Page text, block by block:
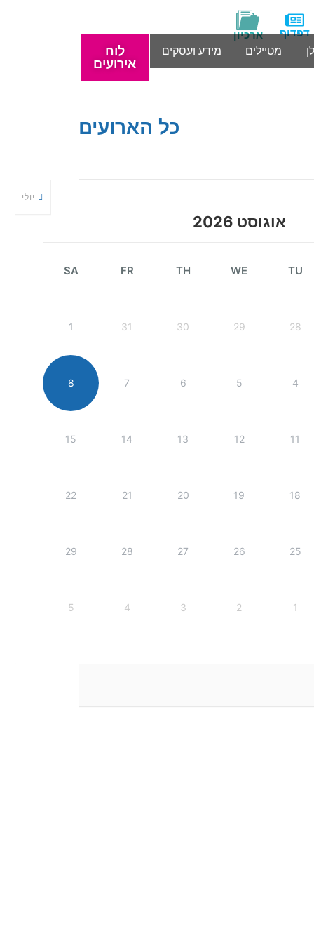
דפדוף
ארכיון
מטיילים מידע ועסקים
לוח
אירועים
כל הארועים
יולי
אוגוסט 2026
TU
WE
TH
FR
SA
28
29
30
31
1
4
5
6
7
8
11
12
13
14
15
18
19
20
21
22
25
26
27
28
29
1
2
3
4
5